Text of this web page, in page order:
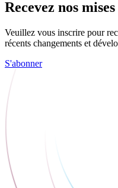
Recevez nos
Veuillez vous inscrire pour
récents changements et
S'abonner